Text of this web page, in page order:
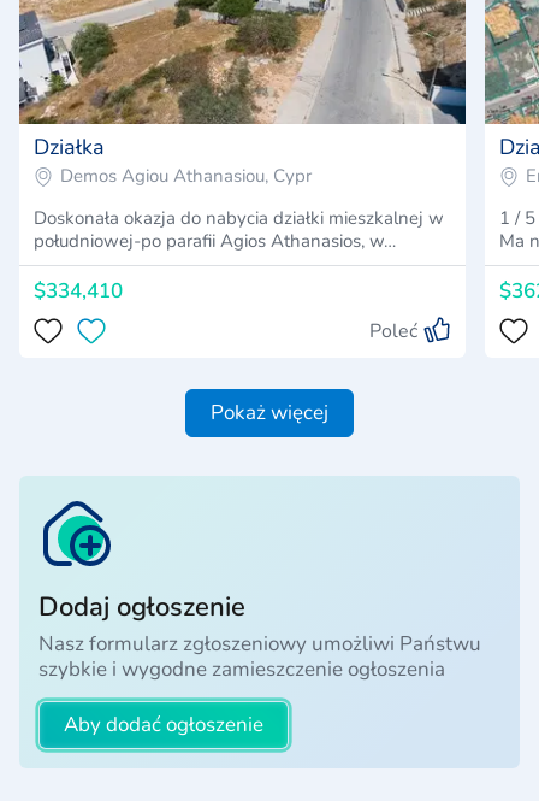
Działka
Demos Agiou Athanasiou, Cypr
Doskonała okazja do nabycia działki mieszkalnej w
południowej-po parafii Agios Athanasios, w…
$334,410
Poleć
1 /
Ma
Pokaż więcej
Dodaj ogłoszenie
Nasz formularz zgłoszeniowy umożliwi Państwu
szybkie i wygodne zamieszczenie ogłoszenia
Aby dodać ogłoszenie